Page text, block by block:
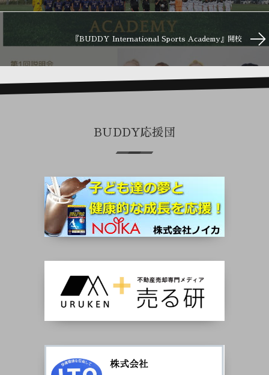
『BUDDY International Sports Academy』開校
BUDDY応援団